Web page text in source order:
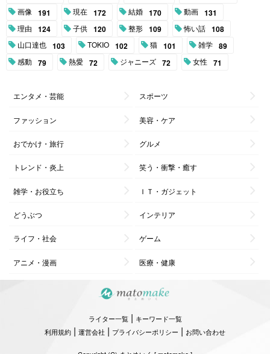
画像 191 現在 172 結婚 170 動画 131
理由 124 子供 120 整形 109 怖い話 108
山口達也 103 TOKIO 102 猫 101 雑学 89
感動 79 熱愛 72 ジャニーズ 72 女性 71
エンタメ・芸能 スポーツ
ファッション 美容・ケア
おでかけ・旅行 グルメ
トレンド・炎上 笑う・衝撃・癒す
雑学・お役立ち ＩＴ・ガジェット
どうぶつ インテリア
ライフ・社会 ゲーム
アニメ・漫画 医療・健康
ライター一覧| キーワード一覧
利用規約 | 運営会社 | プライバシーポリシー | お問い合わせ